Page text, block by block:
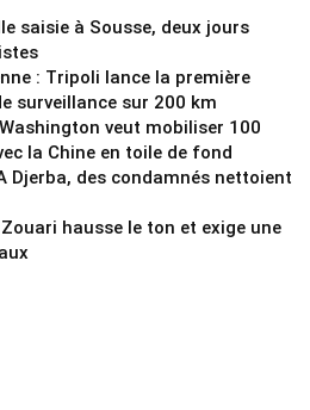
saisie à Sousse, deux jours
: Tripoli lance la première
surveillance sur 200 km
veut mobiliser 100
la Chine en toile de fond
Djerba, des condamnés nettoient
hausse le ton et exige une